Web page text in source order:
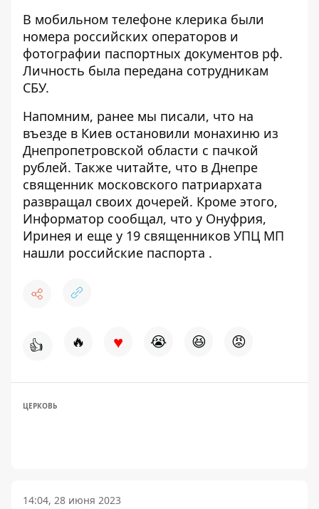
В мобильном телефоне клерика были
номера российских операторов и
фотографии паспортных документов рф.
Личность была передана сотрудникам
СБУ.
Напомним, ранее мы писали, что на
въезде в Киев остановили монахиню из
Днепропетровской области с пачкой
рублей. Также читайте, что в Днепре
священник московского патриархата
развращал своих дочерей. Кроме этого,
Информатор сообщал, что у Онуфрия,
Иринея и еще у 19 священников УПЦ МП
нашли российские паспорта .
👍 🔥 ♥ 😭 😆 😡
ЦЕРКОВЬ
14:04, 28 июня 2023